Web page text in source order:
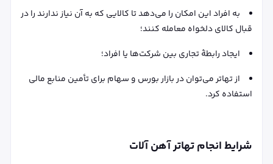
به افراد این امکان را می‌دهد تا کالایی که به آن نیاز ندارند را در
قبال کالای دلخواه معامله کنند؛
ایجاد رابطۀ تجاری بین شرکت‌ها یا افراد؛
از تهاتر می‌توان در بازار بورس و سهام برای تأمین منابع مالی
استفاده کرد.
شرایط انجام تهاتر آهن آلات